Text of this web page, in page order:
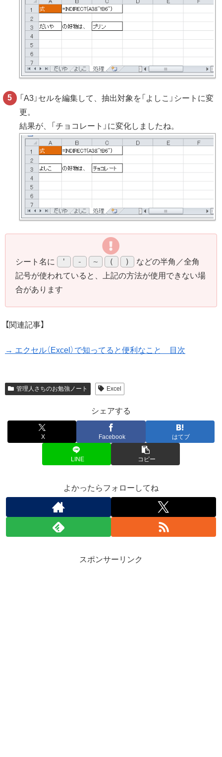
「A3」セルを編集して、抽出対象を「よしこ」シートに変
更。
結果が、「チョコレート」に変化しましたね。
シート名に ' - ~ ( )
などの半角／全角
記号が使われていると、上記の方法が使用できない場
合があります
【関連記事】
→ エクセル（Excel）で知ってると便利なこと 目次
管理人さちのお勉強ノート Excel
シェアする
X Facebook はてブ
LINE コピー
よかったらフォローしてね
スポンサーリンク